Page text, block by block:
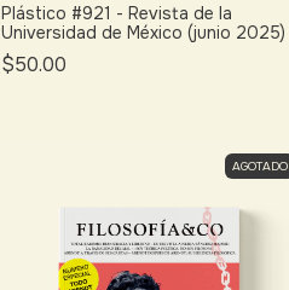
Plástico #921 - Revista de la
Universidad de México (junio 2025)
$50.00
AGOTADO